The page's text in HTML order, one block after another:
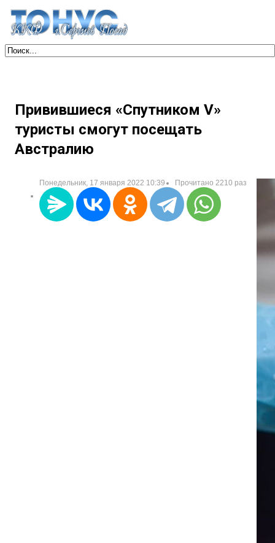
Привившиеся «Спутником V»
туристы смогут посещать
Австралию
Понедельник, 17 января 2022 10:39 Прочитано 2210 раз